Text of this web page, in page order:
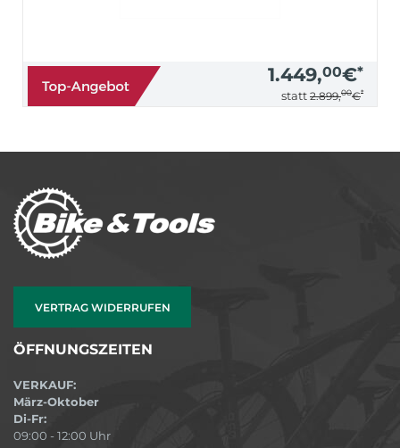
1.449,00€*
statt 2.899,00€*
VERTRAG WIDERRUFEN
ÖFFNUNGSZEITEN
VERKAUF:
März-Oktober
Di-Fr:
09:00 - 12:00 Uhr